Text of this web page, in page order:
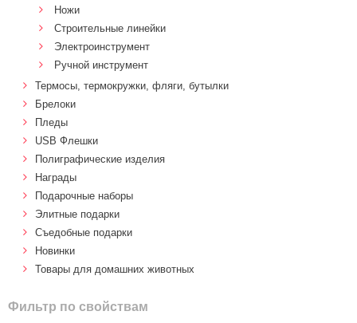
Ножи
Строительные линейки
Электроинструмент
Ручной инструмент
Термосы, термокружки, фляги, бутылки
Брелоки
Пледы
USB Флешки
Полиграфические изделия
Награды
Подарочные наборы
Элитные подарки
Cъедобные подарки
Новинки
Товары для домашних животных
Фильтр по свойствам